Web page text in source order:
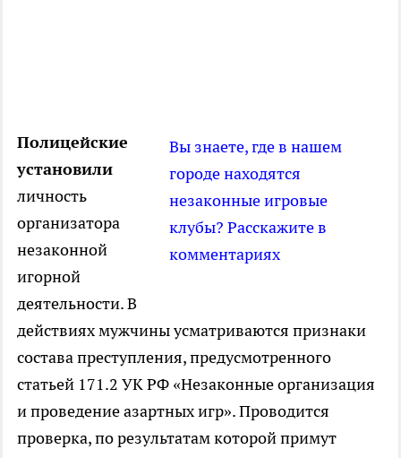
Вы знаете, где в нашем
городе находятся
незаконные игровые
клубы? Расскажите в
комментариях
Полицейские
установили
личность
организатора
незаконной
игорной
деятельности. В
действиях мужчины усматриваются признаки
состава преступления, предусмотренного
статьей 171.2 УК РФ «Незаконные организация
и проведение азартных игр». Проводится
проверка, по результатам которой примут